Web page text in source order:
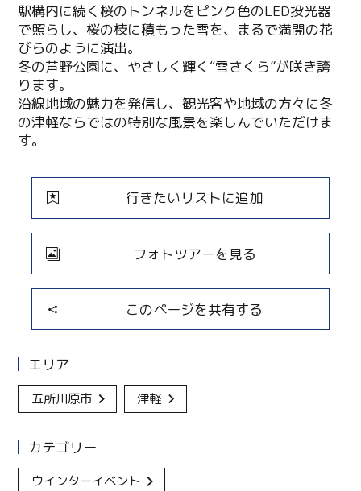
駅構内に続く桜のトンネルをピンク色のLED投光器
で照らし、桜の枝に積もった雪を、まるで満開の花
びらのように演出。
冬の芦野公園に、やさしく輝く“雪さくら”が咲き誇
ります。
沿線地域の魅力を発信し、観光客や地域の方々に冬
の津軽ならではの特別な風景を楽しんでいただけま
す。
行きたいリストに追加
フォトツアーを見る
このページを共有する
エリア
五所川原市 津軽
カテゴリー
ウインターイベント